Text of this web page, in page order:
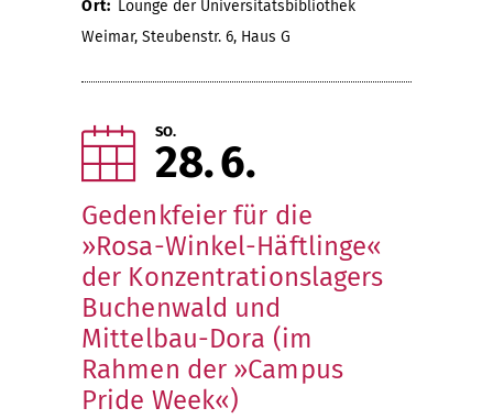
Ort: Lounge der Universitätsbibliothek
Weimar, Steubenstr. 6, Haus G
SO.
28 6
Gedenkfeier für die
»Rosa-Winkel-Häftlinge«
der Konzentrationslagers
Buchenwald und
Mittelbau-Dora (im
Rahmen der »Campus
Pride Week«)